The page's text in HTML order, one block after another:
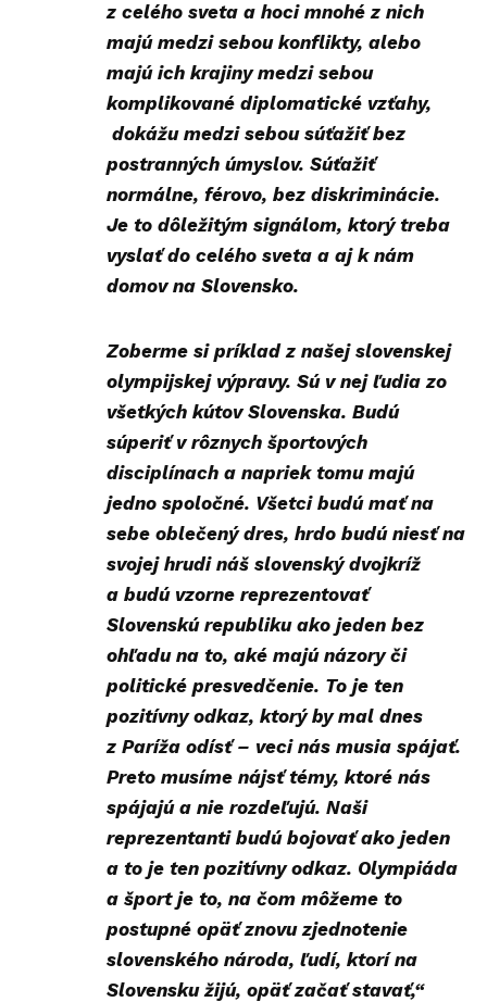
z celého sveta a hoci mnohé z nich
majú medzi sebou konflikty, alebo
majú ich krajiny medzi sebou
komplikované diplomatické vzťahy,
dokážu medzi sebou súťažiť bez
postranných úmyslov. Súťažiť
normálne, férovo, bez diskriminácie.
Je to dôležitým signálom, ktorý treba
vyslať do celého sveta a aj k nám
domov na Slovensko.
Zoberme si príklad z našej slovenskej
olympijskej výpravy. Sú v nej ľudia zo
všetkých kútov Slovenska. Budú
súperiť v rôznych športových
disciplínach a napriek tomu majú
jedno spoločné. Všetci budú mať na
sebe oblečený dres, hrdo budú niesť na
svojej hrudi náš slovenský dvojkríž
a budú vzorne reprezentovať
Slovenskú republiku ako jeden bez
ohľadu na to, aké majú názory či
politické presvedčenie. To je ten
pozitívny odkaz, ktorý by mal dnes
z Paríža odísť – veci nás musia spájať.
Preto musíme nájsť témy, ktoré nás
spájajú a nie rozdeľujú. Naši
reprezentanti budú bojovať ako jeden
a to je ten pozitívny odkaz. Olympiáda
a šport je to, na čom môžeme to
postupné opäť znovu zjednotenie
slovenského národa, ľudí, ktorí na
Slovensku žijú, opäť začať stavať,“